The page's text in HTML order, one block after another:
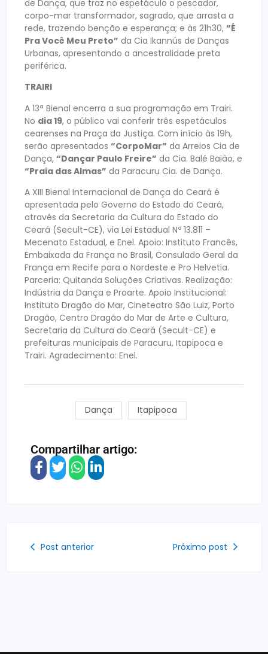
de Dança, que traz no espetáculo o pescador,
corpo-mar transformador, sagrado, que arrasta a
rede, trazendo benção e esperança; e às 21h30, “É
Pra Você Meu Preto” da Cia Ikannús de Danças
Urbanas, apresentando a ancestralidade preta
periférica.
TRAIRI
A 13ª Bienal encerra a sua programação em Trairi.
No dia 19, o público vai conferir três espetáculos
cearenses na Praça da Justiça. Com início às 19h,
serão apresentados “CorpoMar” da Arreios Cia de
Dança, “Dançar Paulo Freire” da Cia. Balé Baião, e
“Praia das Almas” da Paracuru Cia. de Dança.
A XIII Bienal Internacional de Dança do Ceará é
apresentada pelo Governo do Estado do Ceará,
através da Secretaria da Cultura do Estado do
Ceará (Secult-CE), via Lei Estadual Nº 13.811 –
Mecenato Estadual, e Enel. Apoio: Instituto Francês,
Embaixada da França no Brasil, Consulado Geral da
França em Recife para o Nordeste e Pro Helvetia.
Parceria: Quitanda Soluções Criativas. Realização:
Indústria da Dança e Proarte. Apoio Institucional:
Instituto Dragão do Mar, Cineteatro São Luiz, Porto
Dragão, Centro Dragão do Mar de Arte e Cultura,
Secretaria da Cultura do Ceará (Secult-CE) e
prefeituras municipais de Paracuru, Itapipoca e
Trairi. Agradecimento: Enel.
Dança Itapipoca
Compartilhar artigo:
Post anterior Próximo post